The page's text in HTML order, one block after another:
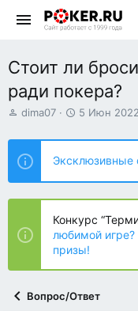
Стоит ли
ради покера?
А
т
о
р
т
е
ы
dima07
Д
т
н
а
ч
л
а
5 Июн 2022
Эксклюзивные
Конкурс
любимой
призы!
Вопрос/Ответ